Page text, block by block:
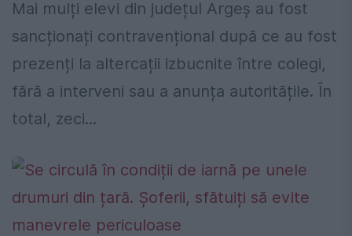
Mai mulți elevi din județul Argeș au fost
sancționați contravențional după ce au fost
prezenți la altercații izbucnite între colegi,
fără a interveni sau a anunța autoritățile. În
total, zeci...